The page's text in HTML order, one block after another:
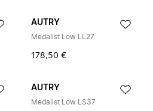
AUTRY
Medalist Low LL27
178,50 €
AUTRY
Medalist Low LS37